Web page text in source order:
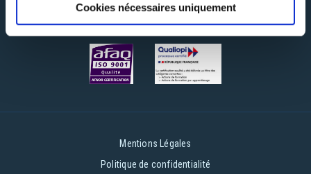
Cookies nécessaires uniquement
Certifications
Mentions Légales
Politique de confidentialité